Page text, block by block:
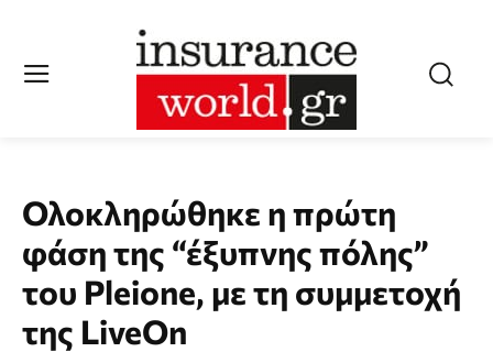
Ολοκληρώθηκε η πρώτη
φάση της “έξυπνης πόλης”
του Pleione, με τη συμμετοχή
της LiveOn